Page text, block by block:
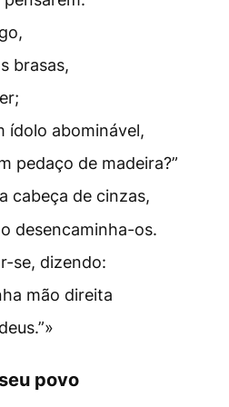
brasas,
ídolo abominável,
pedaço de madeira?”
cabeça de cinzas,
desencaminha-os.
se, dizendo:
mão direita
povo